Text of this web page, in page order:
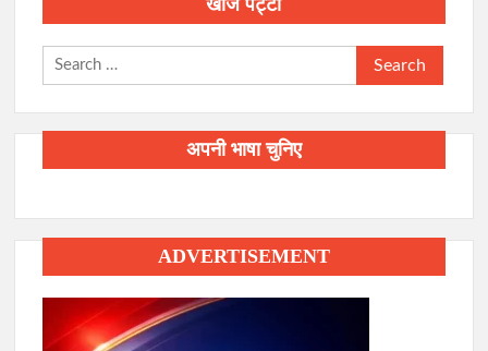
Search
for:
अपनी भाषा चुनिए
ADVERTISEMENT